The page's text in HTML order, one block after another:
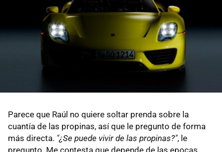
Parece que Raúl no quiere soltar prenda sobre la
cuantía de las propinas, así que le pregunto de forma
más directa. "¿Se puede vivir de las propinas?", le
pregunto. Me contesta que depende de las epocas,